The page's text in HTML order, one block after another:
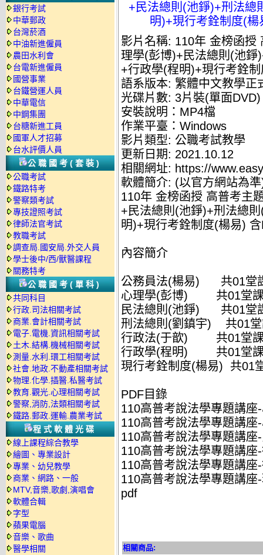
銀行考試
中華郵政
台灣菸酒
中油新進僱員
農田水利會
台電新進僱員
國營事業
台鐵營運人員
中華電信
中鋼集團
台糖新進工員
國軍人才招募
台水評價人員
公職國考(套裝)
公職考試
鐵路特考
警察類考試
專技證照考試
律師法官考試
教職考試
調查局.國安局.外交人員
學士後中/西/獸醫課程
關務特考
公職國考(單科)
共同科目
行政.司法相關考試
商業.會計相關考試
電子.電機.資訊相關考試
土木.結構.機械相關考試
測量.水利.環工相關考試
社會.地政.不動產相關考試
物理.化學.插醫.私醫考試
教育.觀光.心理相關考試
警察,消防,法類相關考試
鐵路.郵政.運輸.農業考試
程式軟體光碟
線上課程綜合教學
繪圖、專業設計
專業、幼兒教學
商業、網路、一般
MTV,音樂,歌劇,演唱會
軟體合輯
字型
蘋果電腦
音樂、歌曲
醫學相關
+民法總則(池錚)+刑法總
明)+現行考銓制度(
影片名稱: 110年 金榜函授
理學(彭博)+民法總則(池
+行政學(程明)+現行考銓
語系版本: 繁體中文教學正
光碟片數: 3片裝(單面DVD)
安裝說明：MP4檔
作業平臺：Windows
影片類型: 公職考試教學
更新日期: 2021.10.12
相關網址: https://
軟體簡介: (以官方網站為
110年 金榜函授 高普考主
+民法總則(池錚)+刑法總
明)+現行考銓制度(楊易)
內容簡介
公務員法(楊易) 共01堂
心理學(彭博) 共01堂
民法總則(池錚) 共01堂
刑法總則(劉鎮宇) 共01
行政法(于歆) 共01堂
行政學(程明) 共01堂
現行考銓制度(楊易) 共01
PDF目錄
110高普考說法學專題講
110高普考說法學專題講座
110高普考說法學專題講
110高普考說法學專題講座
110高普考說法學專題講
110高普考說法學專題講
pdf
相關商品: